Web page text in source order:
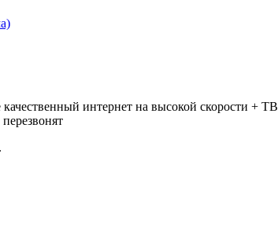
интернет на высокой скорости + ТВ